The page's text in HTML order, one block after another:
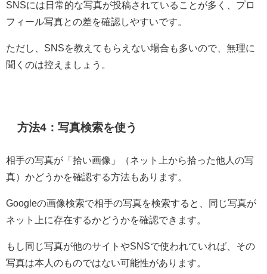
SNSには日常的な写真が投稿されていることが多く、プロ
フィール写真との差を確認しやすいです。
ただし、SNSを教えてもらえない場合も多いので、無理に
聞くのは控えましょう。
方法4：写真検索を使う
相手の写真が「拾い画像」（ネット上から拾った他人の写
真）かどうかを確認する方法もあります。
Googleの画像検索で相手の写真を検索すると、同じ写真が
ネット上に存在するかどうかを確認できます。
もし同じ写真が他のサイトやSNSで使われていれば、その
写真は本人のものではない可能性があります。